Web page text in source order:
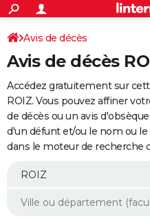
ACTUALITÉS
Politique
Société
Faits Divers
Education
Monde
Villes
+
SPORT
Coupe du monde 2026
Football
Tennis
Cyclisme
Rugby
Forum
Programme TV
TNT
Streaming
Cinéma
Sorties cinéma
Musique
+
FINANCE
Retraite
Impôts
Epargne
Immobilier
Risques naturels par ville
Banque
Assurance
Crédit
AUTO
Essais
Réserver un essai
Citadines
Berlines
SUV
Forum auto
+
Mobiles
Meilleur smartphone
Internet
Ordinateurs
Jeux vidéo
Guide high-tech
Aménagement intérieur
Avis de décès
Avis de décès
Accédez gratuitement sur
ROIZ. Vous pouvez affiner
de décès ou un avis
d'un défunt et/ou le nom ou
dans le moteur de recherche